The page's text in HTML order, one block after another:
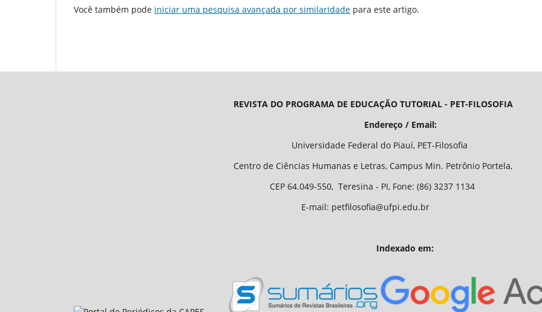
Você também pode iniciar uma pesquisa avançada por similaridade para este artigo.
REVISTA DO PROGRAMA DE EDUCAÇÃO TUTORIAL - PET-FILOSOFIA
Endereço / Email:
Universidade Federal do Piauí, PET-Filosofia
Centro de Ciências Humanas e Letras, Campus Min. Petrônio Portela,
CEP 64.049-550, Teresina - PI, Fone: (86) 3237 1134
E-mail: petfilosofia@ufpi.edu.br
Indexado em: